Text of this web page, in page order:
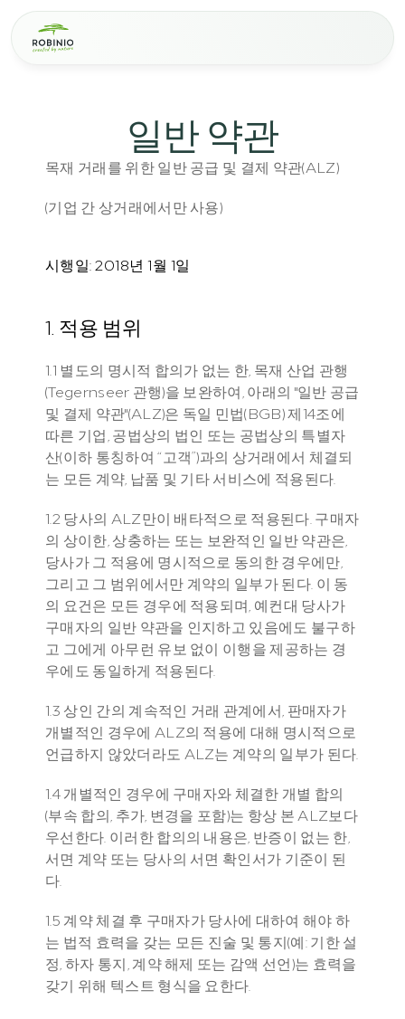
일반 약관
목재 거래를 위한 일반 공급 및 결제 약관(ALZ)
(기업 간 상거래에서만 사용)
시행일: 2018년 1월 1일
1. 적용 범위
1.1 별도의 명시적 합의가 없는 한, 목재 산업 관행
(Tegernseer 관행)을 보완하여, 아래의 "일반 공급
및 결제 약관"(ALZ)은 독일 민법(BGB) 제14조에
따른 기업, 공법상의 법인 또는 공법상의 특별자
산(이하 통칭하여 “고객”)과의 상거래에서 체결되
는 모든 계약, 납품 및 기타 서비스에 적용된다.
1.2 당사의 ALZ만이 배타적으로 적용된다. 구매자
의 상이한, 상충하는 또는 보완적인 일반 약관은,
당사가 그 적용에 명시적으로 동의한 경우에만,
그리고 그 범위에서만 계약의 일부가 된다. 이 동
의 요건은 모든 경우에 적용되며, 예컨대 당사가
구매자의 일반 약관을 인지하고 있음에도 불구하
고 그에게 아무런 유보 없이 이행을 제공하는 경
우에도 동일하게 적용된다.
1.3 상인 간의 계속적인 거래 관계에서, 판매자가
개별적인 경우에 ALZ의 적용에 대해 명시적으로
언급하지 않았더라도 ALZ는 계약의 일부가 된다.
1.4 개별적인 경우에 구매자와 체결한 개별 합의
(부속 합의, 추가, 변경을 포함)는 항상 본 ALZ보다
우선한다. 이러한 합의의 내용은, 반증이 없는 한,
서면 계약 또는 당사의 서면 확인서가 기준이 된
다.
1.5 계약 체결 후 구매자가 당사에 대하여 해야 하
는 법적 효력을 갖는 모든 진술 및 통지(예: 기한 설
정, 하자 통지, 계약 해제 또는 감액 선언)는 효력을
갖기 위해 텍스트 형식을 요한다.